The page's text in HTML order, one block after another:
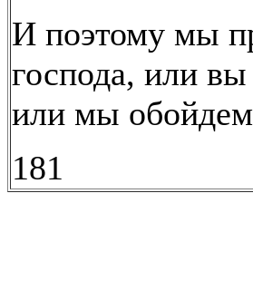
И поэтому мы
господа, или
или мы
181